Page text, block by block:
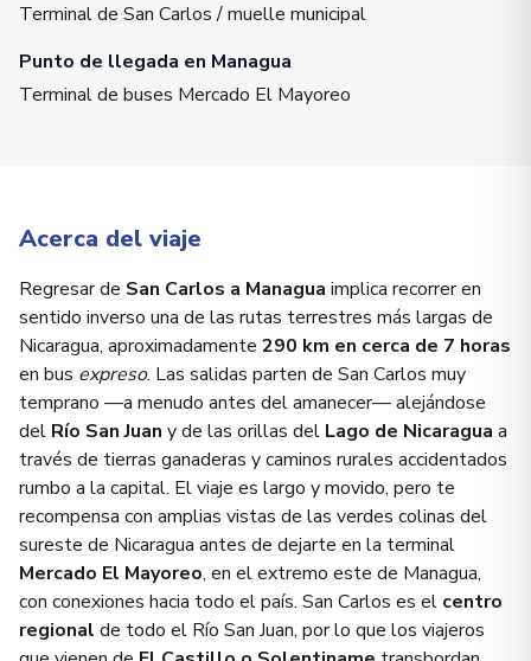
Terminal de San Carlos / muelle municipal
Punto de llegada en Managua
Terminal de buses Mercado El Mayoreo
Acerca del viaje
Regresar de San Carlos a Managua implica recorrer en
sentido inverso una de las rutas terrestres más largas de
Nicaragua, aproximadamente 290 km en cerca de 7 horas
en bus expreso. Las salidas parten de San Carlos muy
temprano —a menudo antes del amanecer— alejándose
del Río San Juan y de las orillas del Lago de Nicaragua a
través de tierras ganaderas y caminos rurales accidentados
rumbo a la capital. El viaje es largo y movido, pero te
recompensa con amplias vistas de las verdes colinas del
sureste de Nicaragua antes de dejarte en la terminal
Mercado El Mayoreo, en el extremo este de Managua,
con conexiones hacia todo el país. San Carlos es el centro
regional de todo el Río San Juan, por lo que los viajeros